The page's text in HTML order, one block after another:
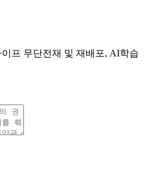
프 무단전재 및 재배포, AI학습